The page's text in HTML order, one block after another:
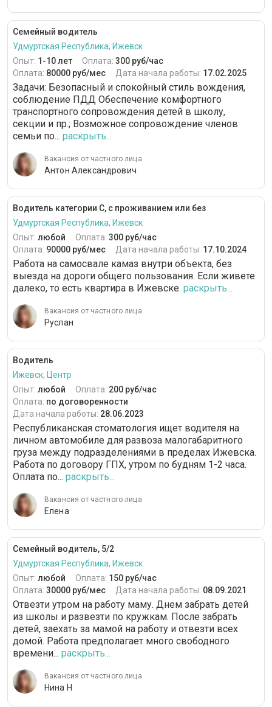
Семейный водитель
Удмуртская Республика, Ижевск
Опыт: 1-10 лет Оплата: 300 руб/час
Оплата: 80000 руб/мес Дата начала работы: 17.02.2025
Задачи: Безопасный и спокойный стиль вождения,
соблюдение ПДД Обеспечение комфортного
транспортного сопровождения детей в школу,
секции и пр.; Возможное сопровождение членов
семьи по... раскрыть...
Вакансия от частного лица
Антон Александрович
Водитель категории С, с проживанием или без
Удмуртская Республика, Ижевск
Опыт: любой Оплата: 300 руб/час
Оплата: 90000 руб/мес Дата начала работы: 17.10.2024
Работа на самосвале камаз внутри объекта, без
выезда на дороги общего пользования. Если живете
далеко, то есть квартира в Ижевске. раскрыть...
Вакансия от частного лица
Руслан
Водитель
Ижевск, Центр
Опыт: любой Оплата: 200 руб/час
Оплата: по договоренности
Дата начала работы: 28.06.2023
Республиканская стоматология ищет водителя на
личном автомобиле для развоза малогабаритного
груза между подразделениями в пределах Ижевска.
Работа по договору ГПХ, утром по будням 1-2 часа.
Оплата по... раскрыть...
Вакансия от частного лица
Елена
Семейный водитель, 5/2
Удмуртская Республика, Ижевск
Опыт: любой Оплата: 150 руб/час
Оплата: 30000 руб/мес Дата начала работы: 08.09.2021
Отвезти утром на работу маму. Днем забрать детей
из школы и развезти по кружкам. После забрать
детей, заехать за мамой на работу и отвезти всех
домой. Работа предполагает много свободного
времени... раскрыть...
Вакансия от частного лица
Нина Н